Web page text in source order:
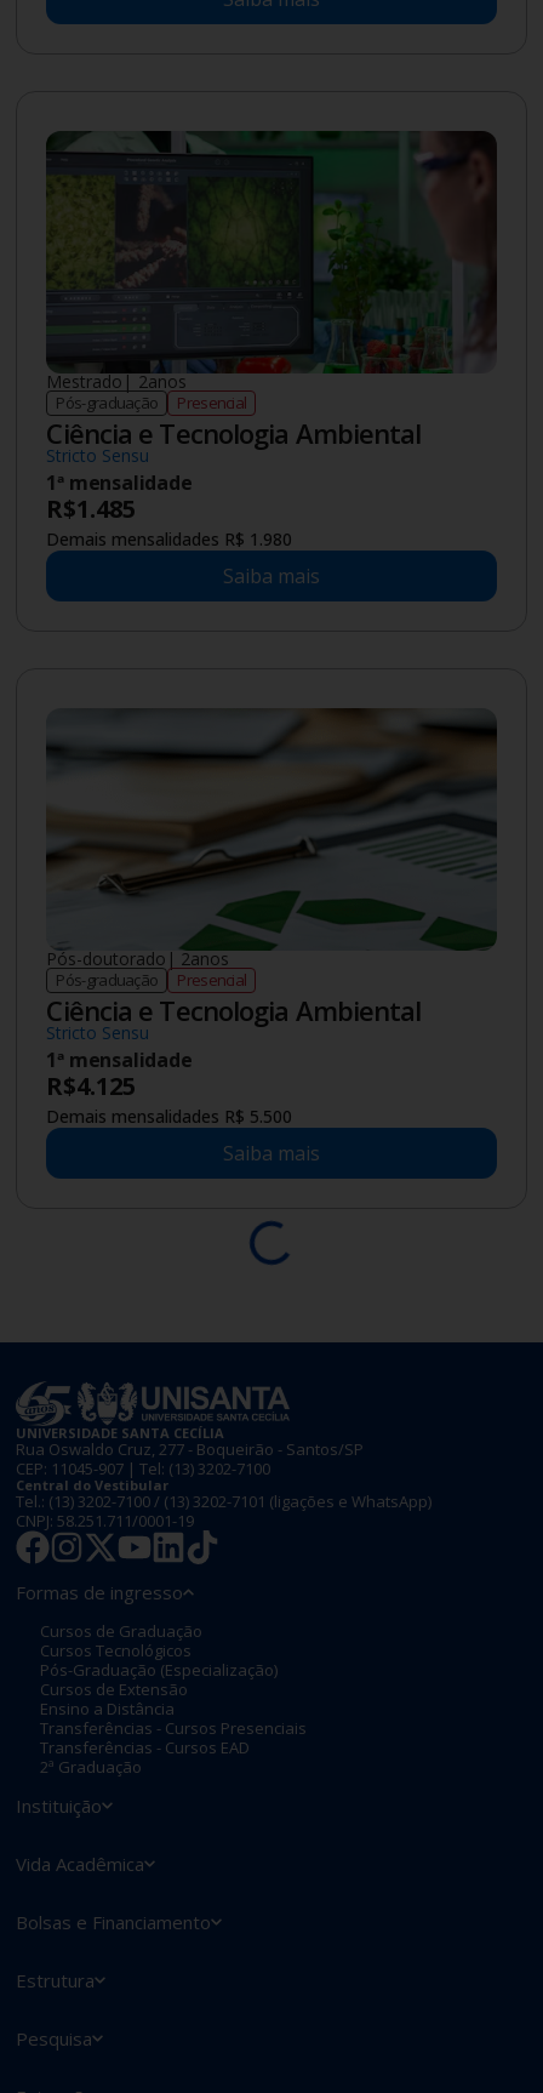
Mestrado| 2anos
Pós-graduação Presencial
Ciência e Tecnologia Ambiental
Stricto Sensu
1ª mensalidade
R$1.485
Demais mensalidades R$ 1.980
Saiba mais
Pós-doutorado | 2anos
Pós-graduação Presencial
Ciência e Tecnologia Ambiental
Stricto Sensu
1ª mensalidade
R$4.125
Demais mensalidades R$ 5.500
Saiba mais
UNIVERSIDADE SANTA CECÍLIA
Rua Oswaldo Cruz, 277 - Boqueirão - Santos/SP
CEP: 11045-907 | Tel: (13) 3202-7100
Central do Vestibular
Tel.: (13) 3202-7100/ (13) 3202-7101 (ligações e WhatsApp)
CNPJ: 58.251.711/0001-19
Formas de ingresso
Cursos de Graduação
Cursos Tecnológicos
Pós-Graduação (Especialização)
Cursos de Extensão
Ensino a Distância
Transferências - Cursos Presenciais
Transferências - Cursos EAD
2ª Graduação
Instituição
Vida Acadêmica
Bolsas e Financiamento
Estrutura
Pesquisa